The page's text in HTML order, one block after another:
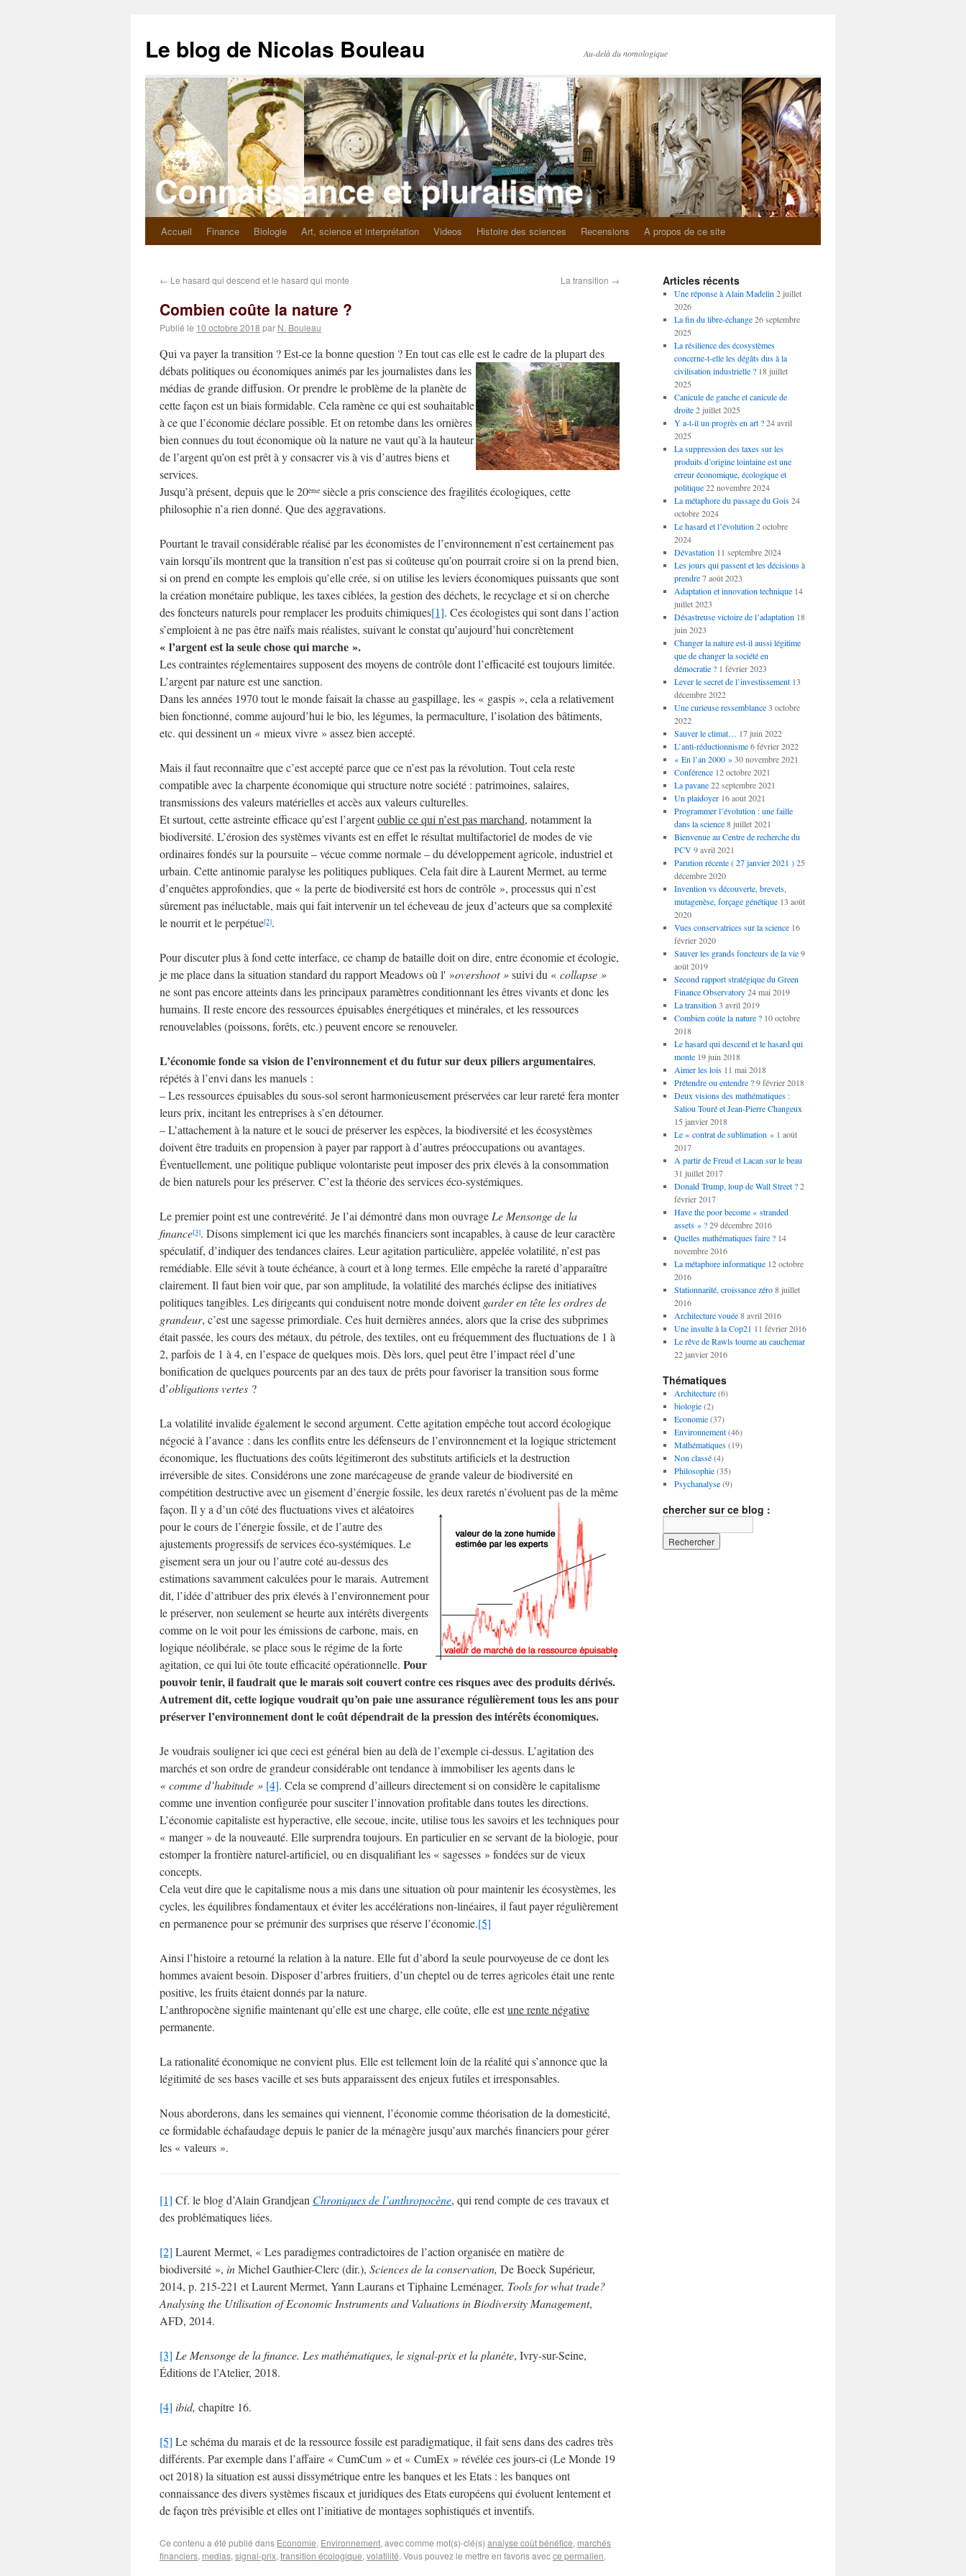
Le blog de Nicolas Bouleau Au-delà du nomologique
Accueil Finance Biologie Art, science et interprétation Videos Histoire des sciences Recensions A propos de ce site
← Le hasard qui descend et le hasard qui monte La transition →
Combien coûte la nature ?
Publié le 10 octobre 2018 par N. Bouleau
Qui va payer la transition ? Est-ce la bonne question ? En tout cas elle est le cadre de la plupart des
débats politiques ou économiques animés par les journalistes dans les
médias de grande diffusion. Or prendre le problème de la planète de
cette façon est un biais formidable. Cela ramène ce qui est souhaitable
à ce que l’économie déclare possible. Et on retombe dans les ornières
bien connues du tout économique où la nature ne vaut qu’à la hauteur
de l’argent qu’on est prêt à y consacrer vis à vis d’autres biens et
services.
Jusqu’à présent, depuis que le 20ème siècle a pris conscience des fragilités écologiques, cette
philosophie n’a rien donné. Que des aggravations.
Pourtant le travail considérable réalisé par les économistes de l’environnement n’est certainement pas
vain lorsqu’ils montrent que la transition n’est pas si coûteuse qu’on pourrait croire si on la prend bien,
si on prend en compte les emplois qu’elle crée, si on utilise les leviers économiques puissants que sont
la création monétaire publique, les taxes ciblées, la gestion des déchets, le recyclage et si on cherche
des foncteurs naturels pour remplacer les produits chimiques[1]. Ces écologistes qui sont dans l’action
s’emploient à ne pas être naïfs mais réalistes, suivant le constat qu’aujourd’hui concrètement
« l’argent est la seule chose qui marche ».
Les contraintes réglementaires supposent des moyens de contrôle dont l’efficacité est toujours limitée.
L’argent par nature est une sanction.
Dans les années 1970 tout le monde faisait la chasse au gaspillage, les « gaspis », cela a relativement
bien fonctionné, comme aujourd’hui le bio, les légumes, la permaculture, l’isolation des bâtiments,
etc. qui dessinent un « mieux vivre » assez bien accepté.
Mais il faut reconnaître que c’est accepté parce que ce n’est pas la révolution. Tout cela reste
compatible avec la charpente économique qui structure notre société : patrimoines, salaires,
transmissions des valeurs matérielles et accès aux valeurs culturelles.
Et surtout, cette astreinte efficace qu’est l’argentoublie ce qui n’est pas marchand, notamment la
biodiversité. L’érosion des systèmes vivants est en effet le résultat multifactoriel de modes de vie
ordinaires fondés sur la poursuite – vécue comme normale – du développement agricole, industriel et
urbain. Cette antinomie paralyse les politiques publiques. Cela fait dire à Laurent Mermet, au terme
d’enquêtes approfondies, que « la perte de biodiversité est hors de contrôle », processus qui n’est
sûrement pas inéluctable, mais qui fait intervenir un tel écheveau de jeux d’acteurs que sa complexité
le nourrit et le perpétue[2].
Pour discuter plus à fond cette interface, ce champ de bataille doit on dire, entre économie et écologie,
je me place dans la situation standard du rapport Meadows où l' »overshoot »suivi du « collapse »
ne sont pas encore atteints dans les principaux paramètres conditionnant les êtres vivants et donc les
humains. Il reste encore des ressources épuisables énergétiques et minérales, et les ressources
renouvelables (poissons, forêts, etc.) peuvent encore se renouveler.
L’économie fonde sa vision de l’environnement et du futur sur deux piliers argumentaires,
répétés à l’envi dans les manuels :
– Les ressources épuisables du sous-sol seront harmonieusement préservées car leur rareté fera monter
leurs prix, incitant les entreprises à s’en détourner.
– L’attachement à la nature et le souci de préserver les espèces, la biodiversité et les écosystèmes
doivent être traduits en propension à payer par rapport à d’autres préoccupations ou avantages.
Éventuellement, une politique publique volontariste peut imposer des prix élevés à la consommation
de bien naturels pour les préserver. C’est la théorie des services éco-systémiques.
Le premier point est une contrevérité. Je l’ai démontré dans mon ouvrage Le Mensonge de la
finance[3]. Disons simplement ici que les marchés financiers sont incapables, à cause de leur caractère
spéculatif, d’indiquer des tendances claires. Leur agitation particulière, appelée volatilité, n’est pas
remédiable. Elle sévit à toute échéance, à court et à long termes. Elle empêche la rareté d’apparaître
clairement. Il faut bien voir que, par son amplitude, la volatilité des marchés éclipse des initiatives
politiques tangibles. Les dirigeants qui conduisent notre monde doiventgarder en tête les ordres de
grandeur, c’est une sagesse primordiale. Ces huit dernières années, alors que la crise des subprimes
était passée, les cours des métaux, du pétrole, des textiles, ont eu fréquemment des fluctuations de 1 à
2, parfois de 1 à 4, en l’espace de quelques mois. Dès lors, quel peut être l’impact réel d’une
bonification de quelques pourcents par an des taux de prêts pour favoriser la transition sous forme
d’obligations vertes ?
La volatilité invalide également le second argument. Cette agitation empêche tout accord écologique
négocié à l’avance : dans les conflits entre les défenseurs de l’environnement et la logique strictement
économique, les fluctuations des coûts légitimeront des substituts artificiels et la destruction
irréversible de sites. Considérons une zone marécageuse de grande valeur de biodiversité en
compétition destructive avec un gisement d’énergie fossile, les deux raretés n’évoluent pas de la même
façon. Il y a d’un côtédes fluctuations vives et aléatoires
pour le cours de l’énergie fossile, et de l’autre des
ajustements progressifs de services éco-systémiques. Le
gisement sera un jour ou l’autre coté au-dessus des
estimations savamment calculées pour le marais. Autrement
dit, l’idée d’attribuer des prix élevés à l’environnement pour
le préserver, non seulement se heurte aux intérêts divergents
comme on le voit pour les émissions de carbone, mais, en
logique néolibérale, se place sous le régime de la forte
agitation, ce qui lui ôte toute efficacité opérationnelle. Pour
pouvoir tenir, il faudrait que le marais soit couvert contre ces risques avec des produits dérivés.
Autrement dit, cette logique voudrait qu’on paie une assurance régulièrement tous les ans pour
préserver l’environnement dont le coût dépendrait de la pression des intérêts économiques.
Je voudrais souligner ici que ceci est général bien au delà de l’exemple ci-dessus. L’agitation des
marchés et son ordre de grandeur considérable ont tendance à immobiliser les agents dans le
« comme d’habitude » [4]. Cela se comprend d’ailleurs directement si on considère le capitalisme
comme une invention configurée pour susciter l’innovation profitable dans toutes les directions.
L’économie capitaliste est hyperactive, elle secoue, incite, utilise tous les savoirs et les techniques pour
« manger » de la nouveauté. Elle surprendra toujours. En particulier en se servant de la biologie, pour
estomper la frontière naturel-artificiel, ou en disqualifiant les « sagesses » fondées sur de vieux
concepts.
Cela veut dire que le capitalisme nous a mis dans une situation où pour maintenir les écosystèmes, les
cycles, les équilibres fondamentaux et éviter les accélérations non-linéaires, il faut payer régulièrement
en permanence pour se prémunir des surprises que réserve l’économie.[5]
Ainsi l’histoire a retourné la relation à la nature. Elle fut d’abord la seule pourvoyeuse de ce dont les
hommes avaient besoin. Disposer d’arbres fruitiers, d’un cheptel ou de terres agricoles était une rente
positive, les fruits étaient donnés par la nature.
L’anthropocène signifie maintenant qu’elle est une charge, elle coûte, elle estune rente négative
permanente.
La rationalité économique ne convient plus. Elle est tellement loin de la réalité qui s’annonce que la
légitimité de ses bases vacille et ses buts apparaissent des enjeux futiles et irresponsables.
Nous aborderons, dans les semaines qui viennent, l’économie comme théorisation de la domesticité,
ce formidable échafaudage depuis le panier de la ménagère jusqu’aux marchés financiers pour gérer
les « valeurs ».
[1] Cf. le blog d’Alain Grandjean Chroniques de l’anthropocène, qui rend compte de ces travaux et
des problématiques liées.
[2] Laurent Mermet, « Les paradigmes contradictoires de l’action organisée en matière de
biodiversité », inMichel Gauthier-Clerc (dir.), Sciences de la conservation, De Boeck Supérieur,
2014, p. 215-221 et Laurent Mermet, Yann Laurans et Tiphaine Leménager, Tools for what trade?
Analysing the Utilisation of Economic Instruments and Valuations in Biodiversity Management,
AFD, 2014.
[3] Le Mensonge de la finance. Les mathématiques, le signal-prix et la planète, Ivry-sur-Seine,
Éditions de l’Atelier, 2018.
[4] ibid, chapitre 16.
[5] Le schéma du marais et de la ressource fossile est paradigmatique, il fait sens dans des cadres très
différents. Par exemple dans l’affaire « CumCum » et « CumEx » révélée ces jours-ci (Le Monde 19
oct 2018) la situation est aussi dissymétrique entre les banques et les Etats : les banques ont
connaissance des divers systèmes fiscaux et juridiques des Etats européens qui évoluent lentement et
de façon très prévisible et elles ont l’initiative de montages sophistiqués et inventifs.
Ce contenu a été publié dans Economie, Environnement, avec comme mot(s)-clé(s) analyse coût bénéfice, marchés
financiers, medias, signal-prix, transition écologique, volatilité. Vous pouvez le mettre en favoris avecce permalien.
Articles récents
Une réponse à Alain Madelin 2 juillet
2026
La fin du libre-échange 26 septembre
2025
La résilience des écosystèmes
concerne-t-elle les dégâts dus à la
civilisation industrielle ? 18 juillet
2025
Canicule de gauche et canicule de
droite 2 juillet 2025
Y a-t-il un progrès en art ? 24 avril
2025
La suppression des taxes sur les
produits d’origine lointaine est une
erreur économique, écologique et
politique 22 novembre 2024
La métaphore du passage du Gois 24
octobre 2024
Le hasard et l’évolution 2 octobre
2024
Dévastation 11 septembre 2024
Les jours qui passent et les décisions à
prendre 7 août 2023
Adaptation et innovation technique 14
juillet 2023
Désastreuse victoire de l’adaptation 18
juin 2023
Changer la nature est-il aussi légitime
que de changer la société en
démocratie ? 1 février 2023
Lever le secret de l’investissement 13
décembre 2022
Une curieuse ressemblance 3 octobre
2022
Sauver le climat… 17 juin 2022
L’anti-réductionnisme 6 février 2022
« En l’an 2000 » 30 novembre 2021
Conférence 12 octobre 2021
La pavane 22 septembre 2021
Un plaidoyer 16 août 2021
Programmer l’évolution : une faille
dans la science 8 juillet 2021
Bienvenue au Centre de recherche du
PCV 9 avril 2021
Parution récente ( 27 janvier 2021 ) 25
décembre 2020
Invention vs découverte, brevets,
mutagenèse, forçage génétique 13 août
2020
Vues conservatrices sur la science 16
février 2020
Sauver les grands foncteurs de la vie 9
août 2019
Second rapport stratégique du Green
Finance Observatory 24 mai 2019
La transition 3 avril 2019
Combien coûte la nature ? 10 octobre
2018
Le hasard qui descend et le hasard qui
monte 19 juin 2018
Aimer les lois 11 mai 2018
Prétendre ou entendre ? 9 février 2018
Deux visions des mathématiques :
Saliou Touré et Jean-Pierre Changeux
15 janvier 2018
Le « contrat de sublimation » 1 août
2017
A partir de Freud et Lacan sur le beau
31 juillet 2017
Donald Trump, loup de Wall Street ? 2
février 2017
Have the poor become « stranded
assets » ? 29 décembre 2016
Quelles mathématiques faire ? 14
novembre 2016
La métaphore informatique 12 octobre
2016
Stationnarité, croissance zéro 8 juillet
2016
Architecture vouée 8 avril 2016
Une insulte à la Cop21 11 février 2016
Le rêve de Rawls tourne au cauchemar
22 janvier 2016
Thématiques
Architecture(6)
biologie(2)
Economie(37)
Environnement(46)
Mathématiques(19)
Non classé(4)
Philosophie(35)
Psychanalyse(9)
chercher sur ce blog :